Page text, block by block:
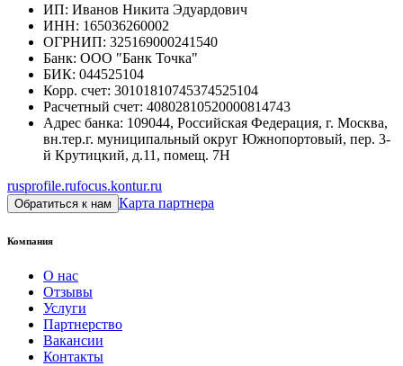
ИП: Иванов Никита Эдуардович
ИНН: 165036260002
ОГРНИП: 325169000241540
Банк: ООО "Банк Точка"
БИК: 044525104
Корр. счет: 30101810745374525104
Расчетный счет: 40802810520000814743
Адрес банка: 109044, Российская Федерация, г. Москва,
вн.тер.г. муниципальный округ Южнопортовый, пер. 3-
й Крутицкий, д.11, помещ. 7Н
rusprofile.rufocus.kontur.ru
Обратиться к нам Карта партнера
Компания
О нас
Отзывы
Услуги
Партнерство
Вакансии
Контакты